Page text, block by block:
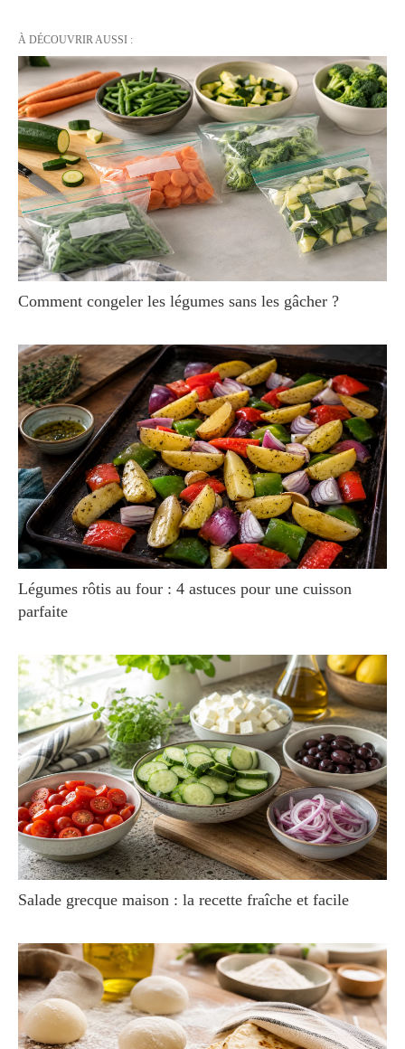
À DÉCOUVRIR AUSSI :
Comment congeler les légumes sans les gâcher ?
Légumes rôtis au four : 4 astuces pour une cuisson
parfaite
Salade grecque maison : la recette fraîche et facile